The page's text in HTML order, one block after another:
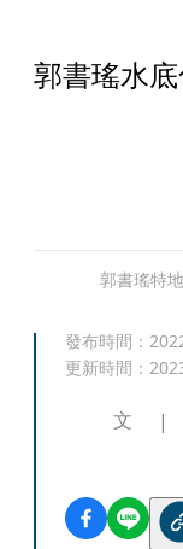
郭書瑤水
郭書瑤特
發布時間：
更新時間：
文